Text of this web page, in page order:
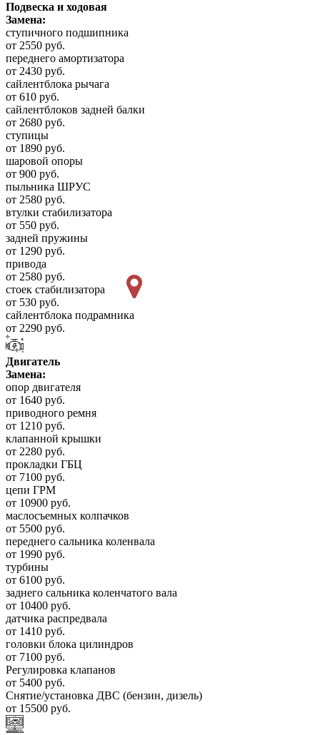
Подвеска и ходовая
Замена:
ступичного подшипника
от 2550 руб.
переднего амортизатора
от 2430 руб.
сайлентблока рычага
от 610 руб.
сайлентблоков задней балки
от 2680 руб.
ступицы
от 1890 руб.
шаровой опоры
от 900 руб.
пыльника ШРУС
от 2580 руб.
втулки стабилизатора
от 550 руб.
задней пружины
от 1290 руб.
привода
от 2580 руб.
стоек стабилизатора
от 530 руб.
сайлентблока подрамника
от 2290 руб.
Двигатель
Замена:
опор двигателя
от 1640 руб.
приводного ремня
от 1210 руб.
клапанной крышки
от 2280 руб.
прокладки ГБЦ
от 7100 руб.
цепи ГРМ
от 10900 руб.
маслосъемных колпачков
от 5500 руб.
переднего сальника коленвала
от 1990 руб.
турбины
от 6100 руб.
заднего сальника коленчатого вала
от 10400 руб.
датчика распредвала
от 1410 руб.
головки блока цилиндров
от 7100 руб.
Регулировка клапанов
от 5400 руб.
Снятие/установка ДВС (бензин, дизель)
от 15500 руб.